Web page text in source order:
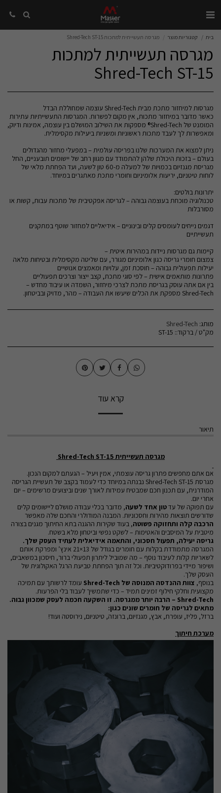
בית קטגוריות מוצר מגרסה תעשייתית למתכות Shred-Tech ST-15
מגרסה תעשייתית למתכות
Shred-Tech ST-15
כאשר מדובר במיחזור מתכות, אין מקום לפשרות. המגרסות התעשייתיות עתירות
המומנט של Shred-Tech® מספקות את השילוב המושלם בין עוצמה, אמינות ודיוק,
ניתן למצוא את המערכות שלנו בפריסה עולמית – במפעלי מחזור מהגדולים
בעולם – בזכות היכולת שלהן להתמודד עם מגוון רחב של יישומים תובעניים, החל
מגריסת מגנזיום בכמויות של למעלה מ-60 טון לשעה, ועד הפחתת מלאי של
טכנולוגיה מוכחת בעוצמה גבוהה – לגריסה אפקטיבית של מתכות עבות, קשות או
דגמים נייחים לעומסים קלים ובינוניים – אידיאליים למחזור שוטף במתקנים
בין אם אתה עוסק בגריסת מתכת לצרכי מיחזור, השמדה או עיבוד מחדש –
Shred-Tech מספקת את הכלים שיעשו את העבודה – מהר, מדויק ובביטחון.
מותג: Shred-Tech
מק"ט / ברקוד:: ST-15
קרא עוד
תיאור
מגרסה תעשייתית Shred-Tech ST-15
אם אתם מחפשים פתרון גריסה עוצמתי, אמין ויעיל – הגעתם למקום הנכון.
מגרסת Shred-Tech ST-15 נבנתה במיוחד כדי לעמוד בקצב של תעשיית הגריסה
המודרנית, עם תכנון חכם שמבטיח עמידות לאורך שנים וביצועים מרשימים – יום
אחרי יום.
עם תפוקה של עדטון אחד לשעה, מדובר בכלי עבודה מושלם ליישומים קלים
שדורשים תוצאות מהירות וחסכוניות. המבנה המודולרי והחכם שלה מאפשר
הרכבה קלה ותחזוקה פשוטה, בעוד שקירות ההגנה בתא החיתוך מגנים בצורה
מיטבית על המיסבים והאטימות – לשקט נפשי וביטחון מלא בשטח.
גריסה יעילה, תפעול חסכוני, והתאמה אידיאלית לעתיד העסק שלך.
המגרסה מתמודדת בקלות עם חומרים בגודל של 13×21 אינץ’ ומפרקת אותם
לשאריות קלות לעיבוד נוסף – מה שמוביל ליתרון תפעולי ברור, חיסכון במשאבים,
ושיפור מיידי בפרודוקטיביות. וכל זה תוך הפחתת טביעת הרגל האקולוגית של
העסק שלך.
בנוסף, צוות ההנדסה המנוסה של Shred-Tech
עומד לרשותך עם תמיכה
מקצועית וחלקי חילוף זמינים תמיד – כדי שתמשיך לעבוד בלי הפרעות.
Shred-Tech – הרבה יותר ממגרסה. זו השקעה חכמה לעסק שמכוון גבוה.
מתאים לגריסה של חומרים שונים כגון:
ברזל, פליז, עופרת, אבץ, מגנזיום, ברונזה, טיטניום, נירוסטה ועוד!
מערכת חיתוך